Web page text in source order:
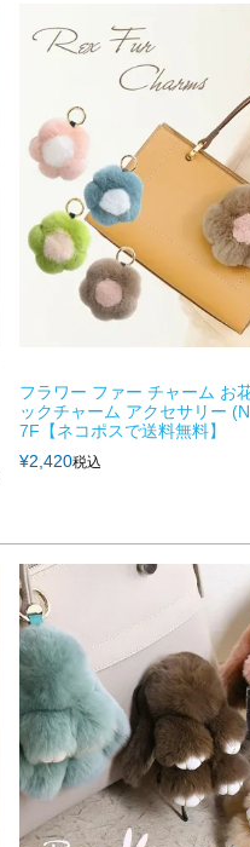
フラワー ファー チャーム お
ックチャーム アクセサリー
7F【ネコポスで送料無料】
¥2,420税込